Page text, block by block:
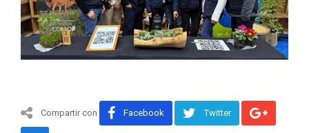
Compartir con Facebook Twitter